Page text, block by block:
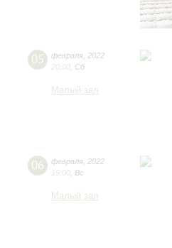
05 февраля 2022
20:00 Сб
Малый зал
06 февраля 2022
19:00 Вс
Малый зал